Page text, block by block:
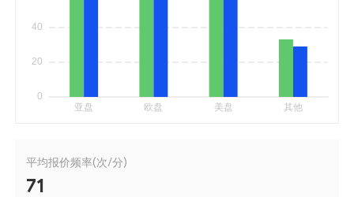
平均报价频率(次/分)
71